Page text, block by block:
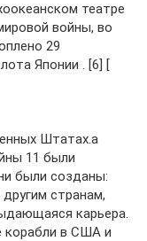
театре
войны, во
29
Японии . [6] [
Штатах.а
11 были
были созданы:
странам,
карьера.
корабли в США и